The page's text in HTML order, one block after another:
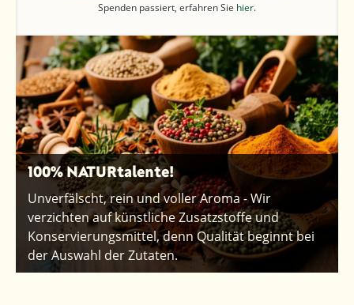
Spenden passiert, erfahren Sie hier.
100% NATURtalente!
Unverfälscht, rein und voller Aroma - Wir
verzichten auf künstliche Zusatzstoffe und
Konservierungsmittel, denn Qualität beginnt bei
der Auswahl der Zutaten.